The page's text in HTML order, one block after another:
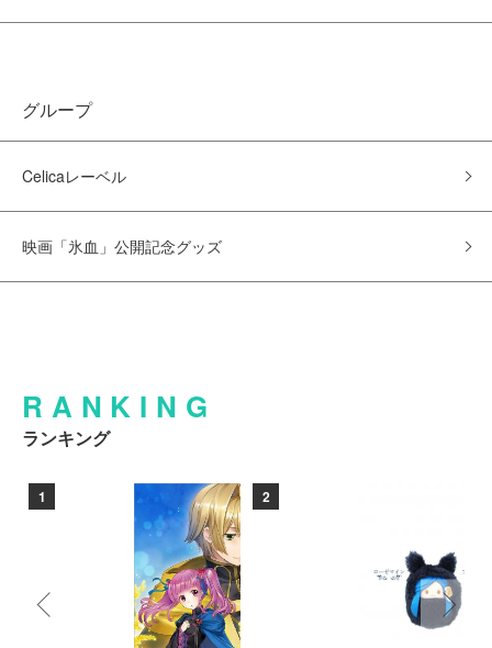
グループ
Celicaレーベル
映画「氷血」公開記念グッズ
RANKING
ランキング
1 2